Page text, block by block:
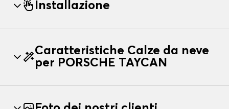
Installazione
Caratteristiche Calze da neve
per PORSCHE TAYCAN